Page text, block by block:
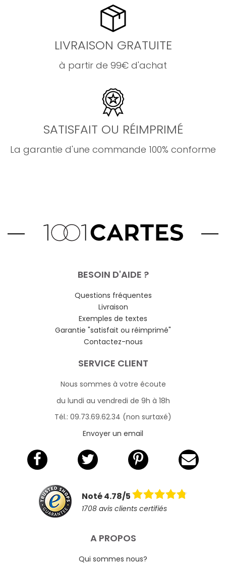
LIVRAISON GRATUITE
à partir de 99€ d'achat
SATISFAIT OU RÉIMPRIMÉ
La garantie d'une commande 100% conforme
BESOIN D'AIDE ?
Questions fréquentes
Livraison
Exemples de textes
Garantie "satisfait ou réimprimé"
Contactez-nous
SERVICE CLIENT
Nous sommes à votre écoute
du lundi au vendredi de 9h à 18h
Tél.: 09.73.69.62.34 (non surtaxé)
Envoyer un email
Noté 4.78/5
1708 avis clients certifiés
A PROPOS
Qui sommes nous?